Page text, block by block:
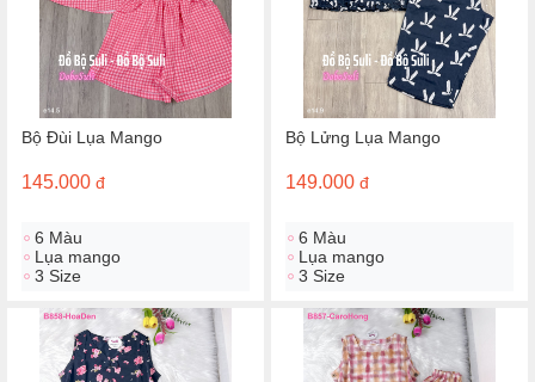
Bộ Đùi Lụa Mango
145.000 đ
6 Màu
Lụa mango
3 Size
Bộ Lửng Lụa Mango
149.000 đ
6 Màu
Lụa mango
3 Size